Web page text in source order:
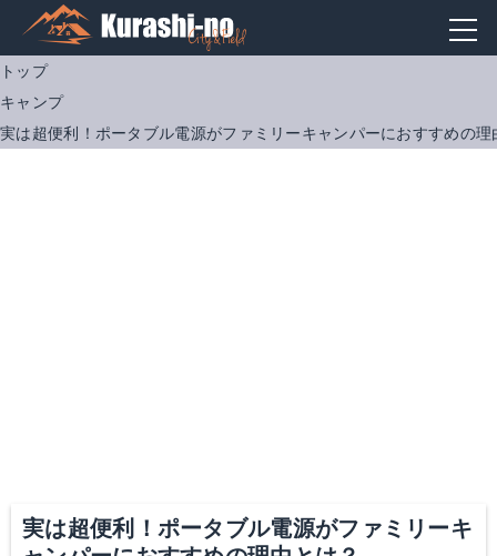
トップ
キャンプ
実は超便利！ポータブル電源がファミリーキャンパーにおすすめの理
実は超便利！ポータブル電源がファミリーキ